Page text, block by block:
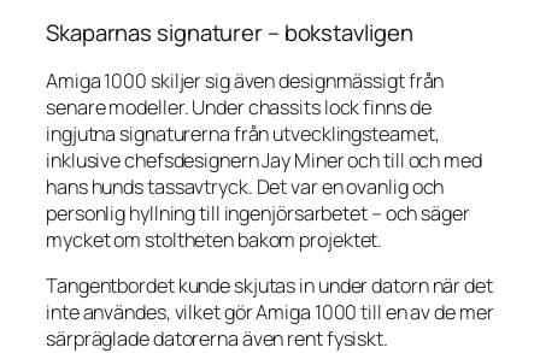
Skaparnas signaturer – bokstavligen
Amiga 1000 skiljer sig även designmässigt från
senare modeller. Under chassits lock finns de
ingjutna signaturerna från utvecklingsteamet,
inklusive chefsdesignern Jay Miner och till och med
hans hunds tassavtryck. Det var en ovanlig och
personlig hyllning till ingenjörsarbetet – och säger
mycket om stoltheten bakom projektet.
Tangentbordet kunde skjutas in under datorn när det
inte användes, vilket gör Amiga 1000 till en av de mer
särpräglade datorerna även rent fysiskt.